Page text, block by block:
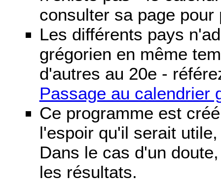
consulter sa page pour
Les différents pays
grégorien en même
d'autres au 20e -
Passage au calendrier
Ce programme est
l'espoir qu'il serait
Dans le cas d'un
les résultats.